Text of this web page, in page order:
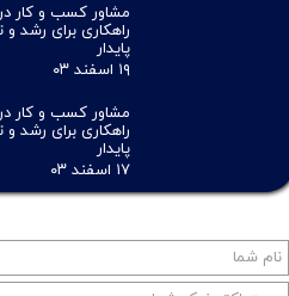
مشاور کسب و کار در
راهکاری برای رشد
پایدار
۱۹ اسفند ۰۳
مشاور کسب و کار
راهکاری برای رشد
پایدار
۱۷ اسفند ۰۳